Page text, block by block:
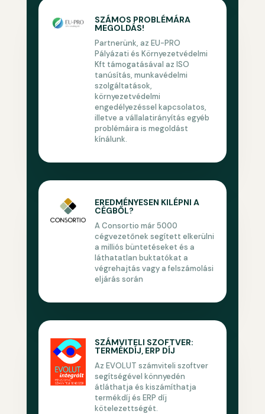
SZÁMOS PROBLÉMÁRA
MEGOLDÁS!
Partnerünk, az EU-PRO
Pályázati és Környezetvédelmi
Kft támogatásával az ISO
tanúsítás, munkavédelmi
szolgáltatások,
környezetvédelmi
engedélyezéssel kapcsolatos,
illetve a vállalatirányítás egyéb
problémáira is megoldást
kínálunk.
EREDMÉNYESEN KILÉPNI A
CÉGBŐL?
A Consortio már 5000
cégvezetőnek segített elkerülni
a milliós büntetéseket és a
láthatatlan buktatókat a
végrehajtás vagy a felszámolási
eljárás során
SZÁMVITELI SZOFTVER:
TERMÉKDÍJ, ERP DÍJ
Az EVOLUT számviteli szoftver
segítségével könnyedén
átláthatja és kiszámíthatja
termékdíj és ERP díj
kötelezettségét.